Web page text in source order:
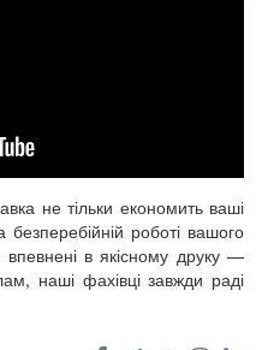
не тільки економить ваші
роботі вашого
в якісному друку —
наші фахівці завжди раді